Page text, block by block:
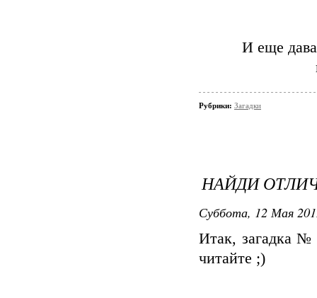
И еще
Рубрики: Загадки
НАЙДИ
Суббота, 12 Мая
Итак, загадка
читайте ;)